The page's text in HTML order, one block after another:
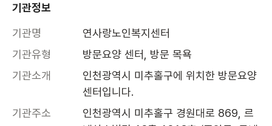
기관정보
기관명
연사랑노인복지센터
기관유형
방문요양 센터, 방문 목욕
기관소개
인천광역시 미추홀구에 위치한 방문요양
센터입니다.
기관주소
인천광역시 미추홀구 경원대로 869, 르